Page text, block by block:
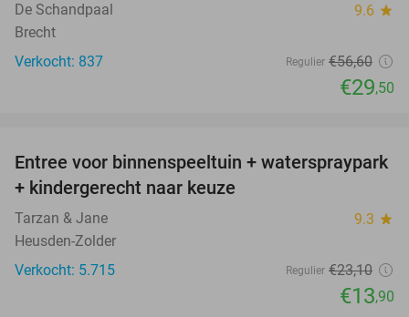
De Schandpaal 9.6 star
Brecht
Verkocht: 837
Regulier €56,60
€29,50
40%
Entree voor binnenspeeltuin + waterspraypark
+ kindergerecht naar keuze
Tarzan & Jane 9.3 star
Heusden-Zolder
Verkocht: 5.715
Regulier €23,10
€13,90